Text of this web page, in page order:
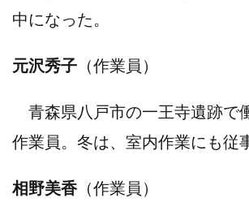
中になった。
元沢秀子 （作業員）
青森県八戸市の一王寺遺跡で
作業員。冬は、室内作業にも従
相野美香（作業員）